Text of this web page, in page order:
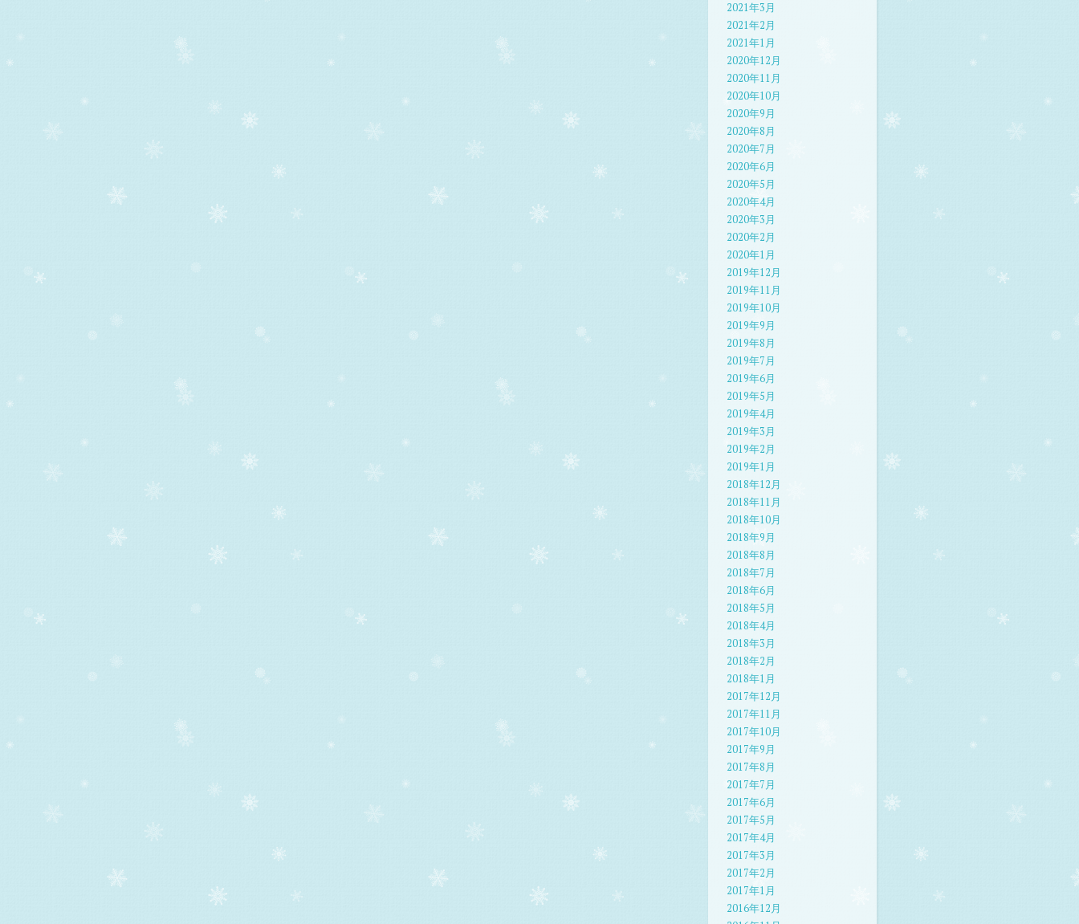
2021年3月
2021年2月
2021年1月
2020年12月
2020年11月
2020年10月
2020年9月
2020年8月
2020年7月
2020年6月
2020年5月
2020年4月
2020年3月
2020年2月
2020年1月
2019年12月
2019年11月
2019年10月
2019年9月
2019年8月
2019年7月
2019年6月
2019年5月
2019年4月
2019年3月
2019年2月
2019年1月
2018年12月
2018年11月
2018年10月
2018年9月
2018年8月
2018年7月
2018年6月
2018年5月
2018年4月
2018年3月
2018年2月
2018年1月
2017年12月
2017年11月
2017年10月
2017年9月
2017年8月
2017年7月
2017年6月
2017年5月
2017年4月
2017年3月
2017年2月
2017年1月
2016年12月